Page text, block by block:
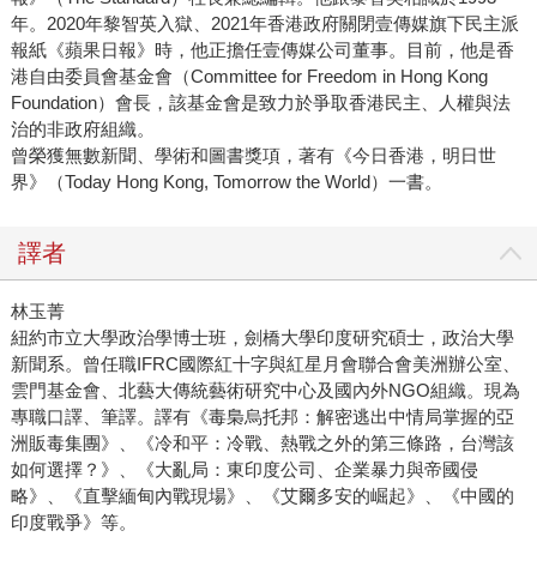
年。2020年黎智英入獄、2021年香港政府關閉壹傳媒旗下民主派
報紙《蘋果日報》時，他正擔任壹傳媒公司董事。目前，他是香
港自由委員會基金會（Committee for Freedom in Hong Kong
Foundation）會長，該基金會是致力於爭取香港民主、人權與法
治的非政府組織。
曾榮獲無數新聞、學術和圖書獎項，著有《今日香港，明日世
界》（Today Hong Kong, Tomorrow the World）一書。
譯者
林玉菁
紐約市立大學政治學博士班，劍橋大學印度研究碩士，政治大學
新聞系。曾任職IFRC國際紅十字與紅星月會聯合會美洲辦公室、
雲門基金會、北藝大傳統藝術研究中心及國內外NGO組織。現為
專職口譯、筆譯。譯有《毒梟烏托邦：解密逃出中情局掌握的亞
洲販毒集團》、《冷和平：冷戰、熱戰之外的第三條路，台灣該
如何選擇？》、《大亂局：東印度公司、企業暴力與帝國侵
略》、《直擊緬甸內戰現場》、《艾爾多安的崛起》、《中國的
印度戰爭》等。